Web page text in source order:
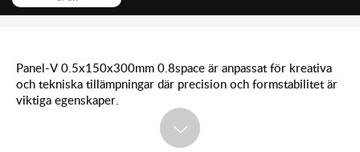
Panel-V 0.5x150x300mm 0.8space är anpassat för kreativa
och tekniska tillämpningar där precision och formstabilitet är
viktiga egenskaper.